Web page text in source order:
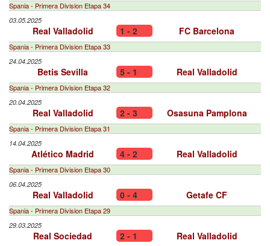
Spania - Primera Division Etapa 34
03.05.2025
Real Valladolid 1 - 2 FC Barcelona
Spania - Primera Division Etapa 33
24.04.2025
Betis Sevilla 5 - 1 Real Valladolid
Spania - Primera Division Etapa 32
20.04.2025
Real Valladolid 2 - 3 Osasuna Pamplona
Spania - Primera Division Etapa 31
14.04.2025
Atlético Madrid 4 - 2 Real Valladolid
Spania - Primera Division Etapa 30
06.04.2025
Real Valladolid 0 - 4 Getafe CF
Spania - Primera Division Etapa 29
29.03.2025
Real Sociedad 2 - 1 Real Valladolid